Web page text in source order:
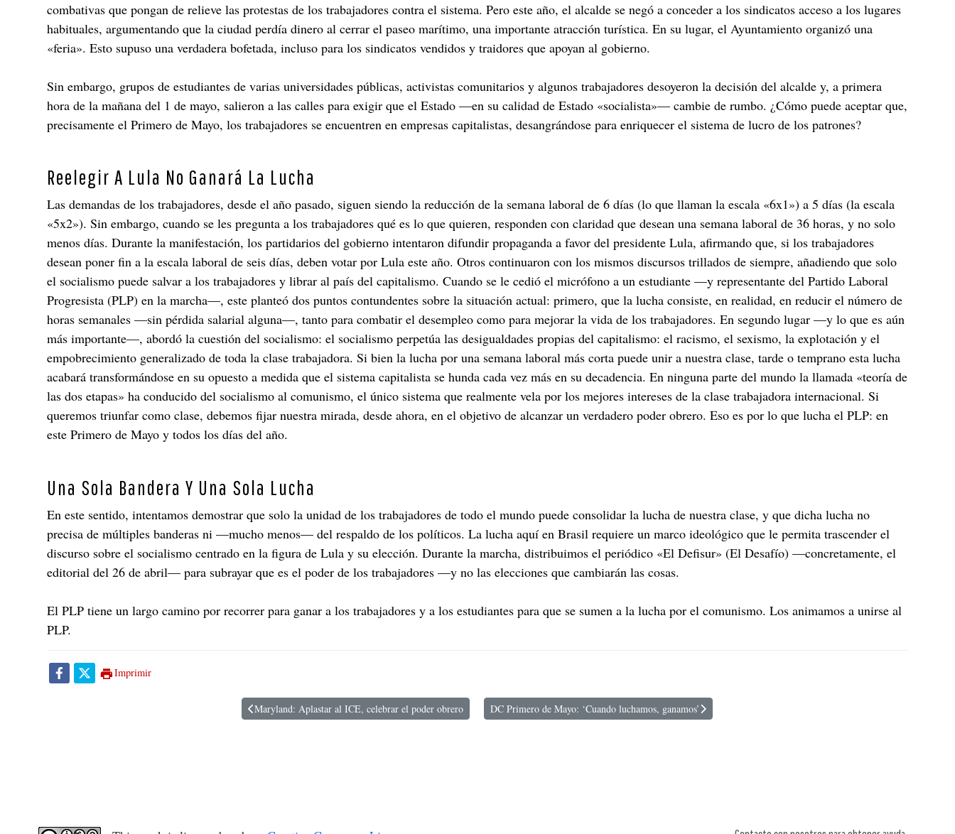
combativas que pongan de relieve las protestas de los trabajadores contra el sistema. Pero este año, el alcalde se negó a conceder a los sindicatos acceso a los lugares
habituales, argumentando que la ciudad perdía dinero al cerrar el paseo marítimo, una importante atracción turística. En su lugar, el Ayuntamiento organizó una
«feria». Esto supuso una verdadera bofetada, incluso para los sindicatos vendidos y traidores que apoyan al gobierno.
Sin embargo, grupos de estudiantes de varias universidades públicas, activistas comunitarios y algunos trabajadores desoyeron la decisión del alcalde y, a primera
hora de la mañana del 1 de mayo, salieron a las calles para exigir que el Estado —en su calidad de Estado «socialista»— cambie de rumbo. ¿Cómo puede aceptar que,
precisamente el Primero de Mayo, los trabajadores se encuentren en empresas capitalistas, desangrándose para enriquecer el sistema de lucro de los patrones?
Reelegir A Lula No Ganará La Lucha
Las demandas de los trabajadores, desde el año pasado, siguen siendo la reducción de la semana laboral de 6 días (lo que llaman la escala «6x1») a 5 días (la escala
«5x2»). Sin embargo, cuando se les pregunta a los trabajadores qué es lo que quieren, responden con claridad que desean una semana laboral de 36 horas, y no solo
menos días. Durante la manifestación, los partidarios del gobierno intentaron difundir propaganda a favor del presidente Lula, afirmando que, si los trabajadores
desean poner fin a la escala laboral de seis días, deben votar por Lula este año. Otros continuaron con los mismos discursos trillados de siempre, añadiendo que solo
el socialismo puede salvar a los trabajadores y librar al país del capitalismo. Cuando se le cedió el micrófono a un estudiante —y representante del Partido Laboral
Progresista (PLP) en la marcha—, este planteó dos puntos contundentes sobre la situación actual: primero, que la lucha consiste, en realidad, en reducir el número de
horas semanales —sin pérdida salarial alguna—, tanto para combatir el desempleo como para mejorar la vida de los trabajadores. En segundo lugar —y lo que es aún
más importante—, abordó la cuestión del socialismo: el socialismo perpetúa las desigualdades propias del capitalismo: el racismo, el sexismo, la explotación y el
empobrecimiento generalizado de toda la clase trabajadora. Si bien la lucha por una semana laboral más corta puede unir a nuestra clase, tarde o temprano esta lucha
acabará transformándose en su opuesto a medida que el sistema capitalista se hunda cada vez más en su decadencia. En ninguna parte del mundo la llamada «teoría de
las dos etapas» ha conducido del socialismo al comunismo, el único sistema que realmente vela por los mejores intereses de la clase trabajadora internacional. Si
queremos triunfar como clase, debemos fijar nuestra mirada, desde ahora, en el objetivo de alcanzar un verdadero poder obrero. Eso es por lo que lucha el PLP: en
este Primero de Mayo y todos los días del año.
Una Sola Bandera Y Una Sola Lucha
En este sentido, intentamos demostrar que solo la unidad de los trabajadores de todo el mundo puede consolidar la lucha de nuestra clase, y que dicha lucha no
precisa de múltiples banderas ni —mucho menos— del respaldo de los políticos. La lucha aquí en Brasil requiere un marco ideológico que le permita trascender el
discurso sobre el socialismo centrado en la figura de Lula y su elección. Durante la marcha, distribuimos el periódico «El Defisur» (El Desafío) —concretamente, el
editorial del 26 de abril— para subrayar que es el poder de los trabajadores —y no las elecciones que cambiarán las cosas.
El PLP tiene un largo camino por recorrer para ganar a los trabajadores y a los estudiantes para que se sumen a la lucha por el comunismo. Los animamos a unirse al
PLP.
Imprimir
Artículo anterior: Maryland: Aplastar al ICE, celebrar el poder obrero
Maryland: Aplastar al ICE, celebrar el poder obrero Artículo siguiente: DC Primero de Mayo: ‘Cuando luchamos, ganamos’
DC Primero de Mayo: ‘Cuando luchamos, ganamos’